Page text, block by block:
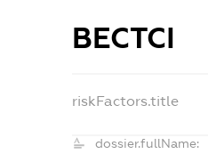
ВЕСТСІ
riskFactors.title
dossier.fullName: